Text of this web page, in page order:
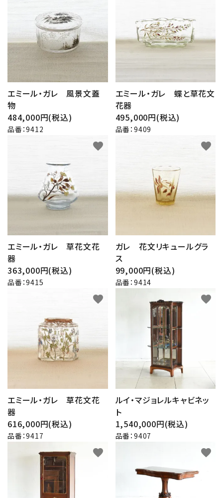
エミール・ガレ 風景文蓋
物
484,000円(税込)
品番：9412
エミール・ガレ 蝶と草花文
花器
495,000円(税込)
品番：9409
エミール・ガレ 草花文花
器
363,000円(税込)
品番：9415
favorite
ガレ 花文リキュールグラ
ス
99,000円(税込)
品番：9414
favorite
エミール・ガレ 草花文花
器
616,000円(税込)
品番：9417
favorite
ルイ・マジョレルキャビネッ
ト
1,540,000円(税込)
品番：9407
favorite
favorite favorite